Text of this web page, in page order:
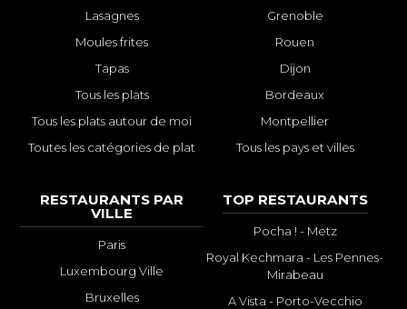
Lasagnes
Moules frites
Tapas
Tous les plats
Tous les plats autour de moi
Toutes les catégories de plat
Grenoble
Rouen
Dijon
Bordeaux
Montpellier
Tous les pays et villes
RESTAURANTS PAR
VILLE
Paris
Luxembourg Ville
Bruxelles
TOP RESTAURANTS
Pocha ! - Metz
Royal Kechmara - Les Pennes-
Mirabeau
A Vista - Porto-Vecchio